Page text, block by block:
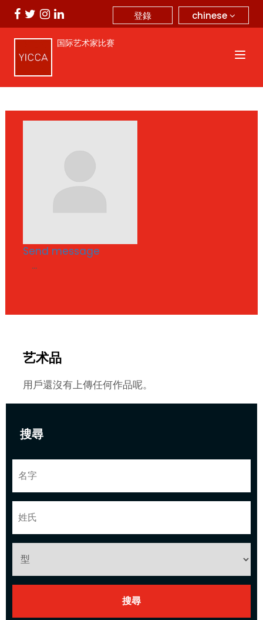
chinese
登錄
国际艺术家比赛
搜尋
Send message
...
艺术品
用戶還沒有上傳任何作品呢。